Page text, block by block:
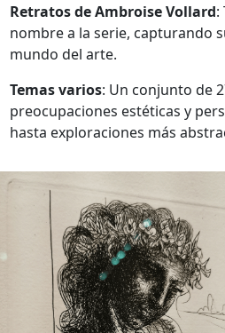
Retratos de Ambroise Vollard:
nombre a la serie, capturando
mundo del arte.
Temas varios: Un conjunto de
preocupaciones estéticas y
hasta exploraciones más